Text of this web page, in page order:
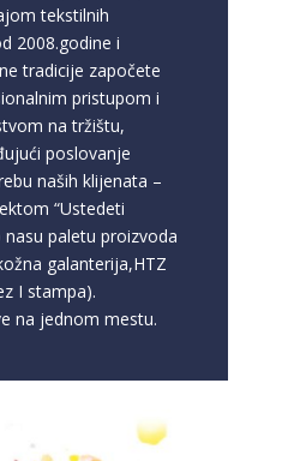
tekstilnih
2008.godine i
tradicije započete
pristupom i
na tržištu,
poslovanje
naših klijenata –
“Ustedeti
paletu proizvoda
galanterija,HTZ
I stampa).
na jednom mestu.